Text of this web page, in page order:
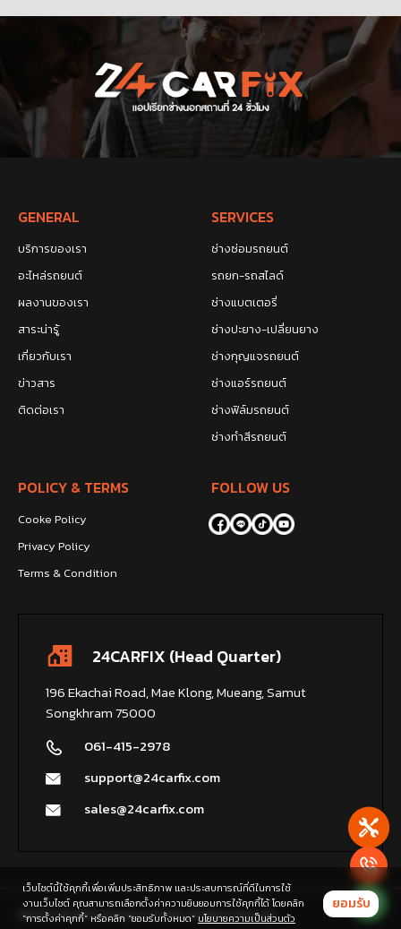
GENERAL
บริการของเรา
อะไหล่รถยนต์
ผลงานของเรา
สาระน่ารู้
เกี่ยวกับเรา
ข่าวสาร
ติดต่อเรา
SERVICES
ช่างซ่อมรถยนต์
รถยก-รถสไลด์
ช่างแบตเตอรี่
ช่างปะยาง-เปลี่ยนยาง
ช่างกุญแจรถยนต์
ช่างแอร์รถยนต์
ช่างฟิล์มรถยนต์
ช่างทำสีรถยนต์
POLICY & TERMS
Cooke Policy
Privacy Policy
Terms & Condition
FOLLOW US
24CARFIX (Head Quarter)
196 Ekachai Road, Mae Klong, Mueang, Samut
Songkhram 75000
061-415-2978
support@24carfix.com
sales@24carfix.com
2025 © 24CARFIX Company Limited, All Rights Reserved.
เว็บไซต์นี้ใช้คุกกี้เพื่อเพิ่มประสิทธิภาพ และประสบการณ์ที่ดีในการใช้
งานเว็บไซต์ คุณสามารถเลือกตั้งค่าความยินยอมการใช้คุกกี้ได้ โดยคลิก
"การตั้งค่าคุกกี้" หรือคลิก "ยอมรับทั้งหมด" นโยบายความเป็นส่วนตัว
ยอมรับ